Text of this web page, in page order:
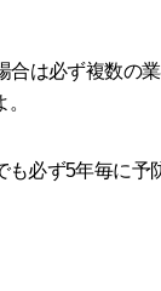
合は必ず複数の
も必ず5年毎に予